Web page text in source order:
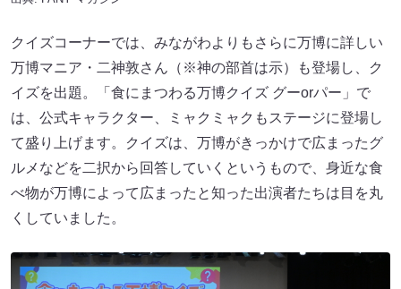
クイズコーナーでは、みながわよりもさらに万博に詳しい
万博マニア・二神敦さん（※神の部首は示）も登場し、ク
イズを出題。「食にまつわる万博クイズ グーorパー」で
は、公式キャラクター、ミャクミャクもステージに登場し
て盛り上げます。クイズは、万博がきっかけで広まったグ
ルメなどを二択から回答していくというもので、身近な食
べ物が万博によって広まったと知った出演者たちは目を丸
くしていました。